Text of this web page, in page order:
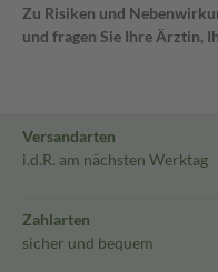
Zu Risiken und
und fragen Sie Ihre Ärztin,
Versandarten
i.d.R. am nächsten Werktag
Zahlarten
sicher und bequem